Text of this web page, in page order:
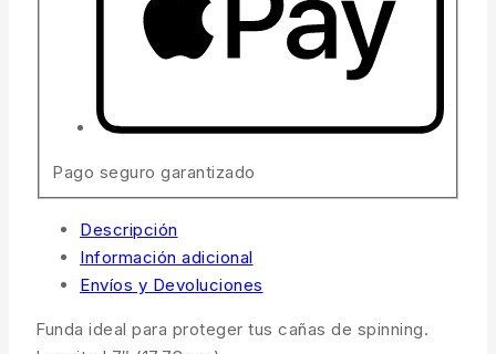
Pago seguro garantizado
Descripción
Información adicional
Envíos y Devoluciones
Funda ideal para proteger tus cañas de spinning.